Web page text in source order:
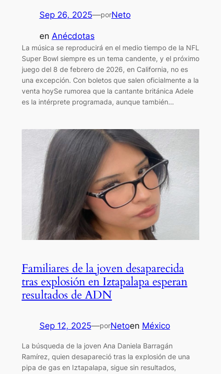
Sep 26, 2025—porNeto
en Anécdotas
La música se reproducirá en el medio tiempo de la NFL
Super Bowl siempre es un tema candente, y el próximo
juego del 8 de febrero de 2026, en California, no es
una excepción. Con boletos que salen oficialmente a la
venta hoySe rumorea que la cantante británica Adele
es la intérprete programada, aunque también…
Familiares de la joven desaparecida
tras explosión en Iztapalapa esperan
resultados de ADN
Sep 12, 2025—porNetoen México
La búsqueda de la joven Ana Daniela Barragán
Ramírez, quien desapareció tras la explosión de una
pipa de gas en Iztapalapa, sigue sin resultados,